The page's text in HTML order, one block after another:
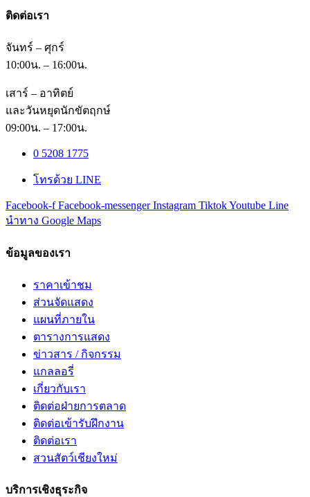
ติดต่อเรา
จันทร์ – ศุกร์
10:00น. – 16:00น.
เสาร์ – อาทิตย์
และวันหยุดนักขัตฤกษ์
09:00น. – 17:00น.
0 5208 1775
โทรด้วย LINE
Facebook-f Facebook-messenger Instagram TiktokYoutube Line
นำทาง Google Maps
ข้อมูลของเรา
ราคาเข้าชม
ส่วนจัดแสดง
แผนที่ภายใน
ตารางการแสดง
ข่าวสาร / กิจกรรม
แกลลอรี่
เกี่ยวกับเรา
ติดต่อฝ่ายการตลาด
ติดต่อเข้ารับฝึกงาน
ติดต่อเรา
สวนสัตว์เชียงใหม่
บริการเชิงธุระกิจ